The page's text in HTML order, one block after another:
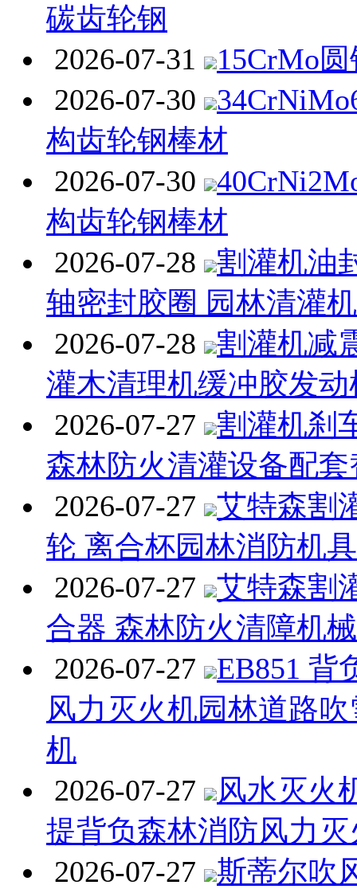
碳齿轮钢
2026-07-31
15CrMo
2026-07-30
构齿轮钢棒材
2026-07-30
构齿轮钢棒材
2026-07-28
割灌机油
轴密封胶圈 园林清灌
2026-07-28
割灌机减
灌木清理机缓冲胶发
2026-07-27
割灌机刹
森林防火清灌设备配
2026-07-27
艾特森割
轮 离合杯园林消防机
2026-07-27
艾特森割
合器 森林防火清障机
2026-07-27
EB851 背
风力灭火机园林道路
机
2026-07-27
风水灭火
提背负森林消防风力
2026-07-27
斯蒂尔吹